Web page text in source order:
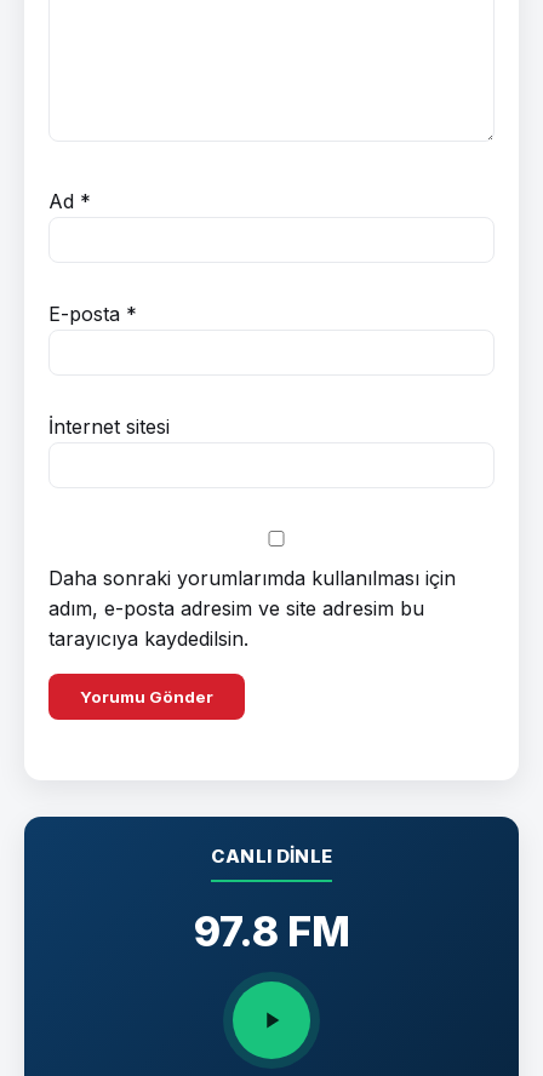
Ad *
E-posta *
İnternet sitesi
Daha sonraki yorumlarımda kullanılması için
adım, e-posta adresim ve site adresim bu
tarayıcıya kaydedilsin.
CANLI DINLE
97.8 FM